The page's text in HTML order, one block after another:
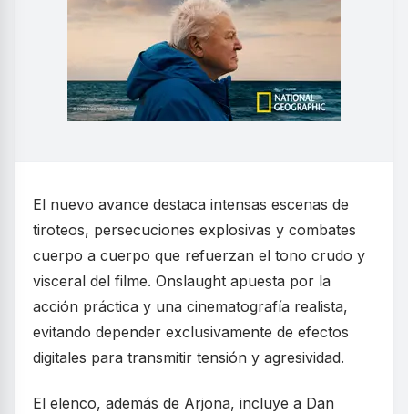
El nuevo avance destaca intensas escenas de
tiroteos, persecuciones explosivas y combates
cuerpo a cuerpo que refuerzan el tono crudo y
visceral del filme. Onslaught apuesta por la
acción práctica y una cinematografía realista,
evitando depender exclusivamente de efectos
digitales para transmitir tensión y agresividad.
El elenco, además de Arjona, incluye a Dan